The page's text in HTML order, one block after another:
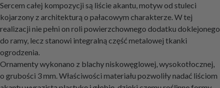
Sercem całej kompozycji są liście akantu, motyw od stuleci
kojarzony z architekturą o pałacowym charakterze. W tej
realizacji nie pełni on roli powierzchownego dodatku doklejonego
do ramy, lecz stanowi integralną część metalowej tkanki
ogrodzenia.
Ornamenty wykonano z blachy niskowęglowej, wysokotłocznej,
o grubości 3 mm. Właściwości materiału pozwoliły nadać liściom